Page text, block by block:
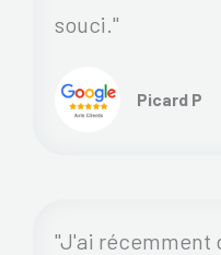
souci."
Picard P
"J'ai récemment